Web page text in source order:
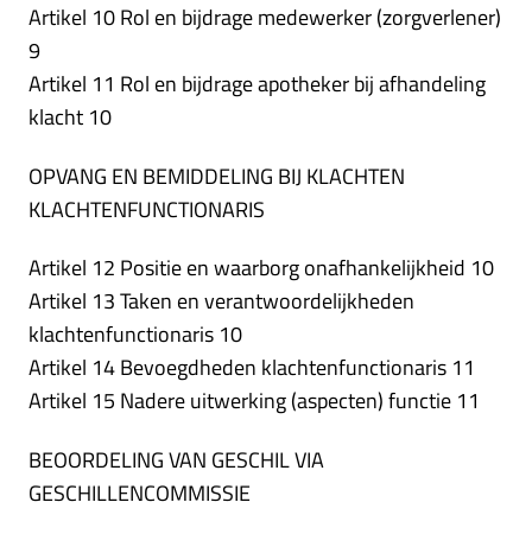
Artikel 10 Rol en bijdrage medewerker (zorgverlener)
9
Artikel 11 Rol en bijdrage apotheker bij afhandeling
klacht 10
OPVANG EN BEMIDDELING BIJ KLACHTEN
KLACHTENFUNCTIONARIS
Artikel 12 Positie en waarborg onafhankelijkheid 10
Artikel 13 Taken en verantwoordelijkheden
klachtenfunctionaris 10
Artikel 14 Bevoegdheden klachtenfunctionaris 11
Artikel 15 Nadere uitwerking (aspecten) functie 11
BEOORDELING VAN GESCHIL VIA
GESCHILLENCOMMISSIE